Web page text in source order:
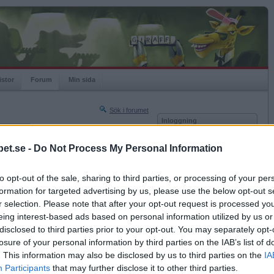
- Do Not Process My Personal Information
opt-out of the sale, sharing to third parties, or processing of your
for targeted advertising by us, please use the below opt-out
selection. Please note that after your opt-out request is processed
interest-based ads based on personal information utilized by us
to third parties prior to your opt-out. You may separately
of your personal information by third parties on the IAB’s list of
This information may also be disclosed by us to third parties on the
Participants that may further disclose it to other third parties.
Forum Min sida
Sök i forumet
Nästa sida »
2011-03-07 18:53
fisa bland folk
Inloggning
Kom ihåg mig
Glömt ditt lösenord?
Få ny aktiveringslänk
Betapet är gratis!